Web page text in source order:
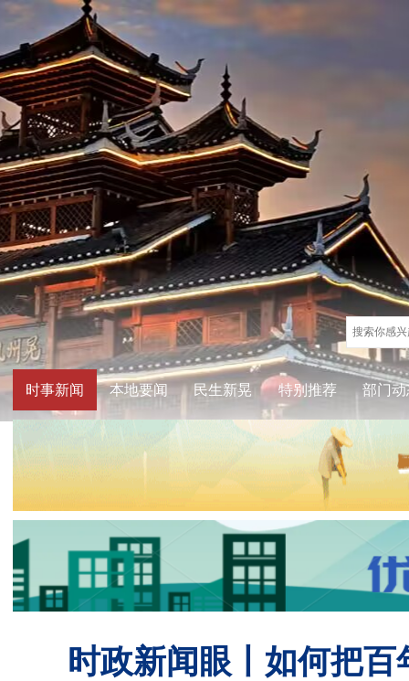
时事新闻 本地要闻 民生新晃 特别推荐 部门动
时政新闻眼丨如何把